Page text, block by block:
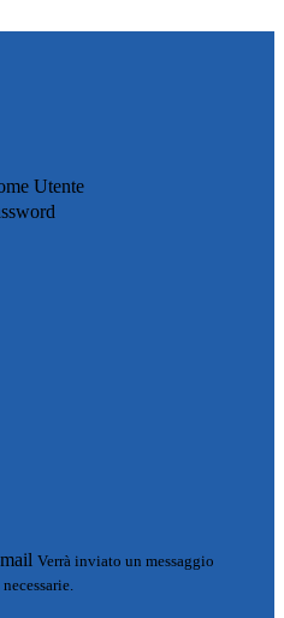
Utente
Verrà inviato un messaggio